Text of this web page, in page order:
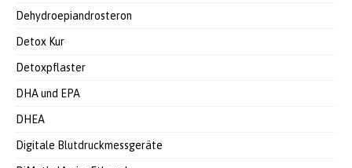
Dehydroepiandrosteron
Detox Kur
Detoxpflaster
DHA und EPA
DHEA
Digitale Blutdruckmessgeräte